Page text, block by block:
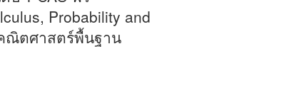
Probability and
ณิตศาสตร์พื้นฐาน